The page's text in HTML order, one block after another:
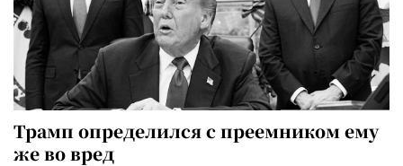
Трамп определился с преемником ему
же во вред